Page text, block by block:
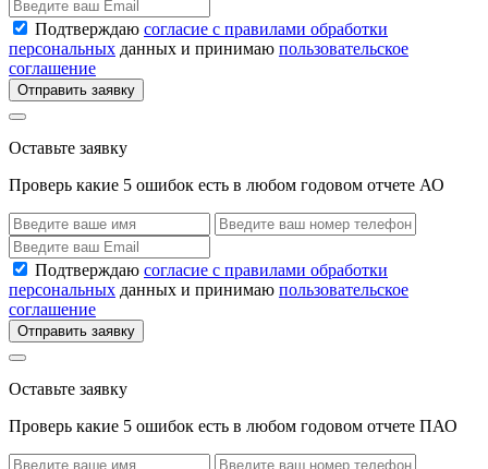
Подтверждаю согласие с правилами обработки
персональных данных и принимаю пользовательское
соглашение
Отправить заявку
Оставьте заявку
Проверь какие 5 ошибок есть в любом годовом отчете АО
Подтверждаю согласие с правилами обработки
персональных данных и принимаю пользовательское
соглашение
Отправить заявку
Оставьте заявку
Проверь какие 5 ошибок есть в любом годовом отчете ПАО